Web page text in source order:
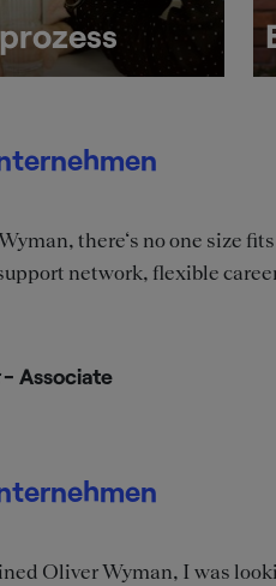
there‘s no one size
network, flexible
- Associate
Oliver Wyman, I was